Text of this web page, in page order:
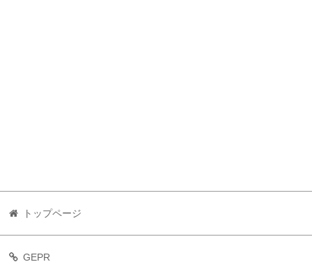
トップページ
GEPR